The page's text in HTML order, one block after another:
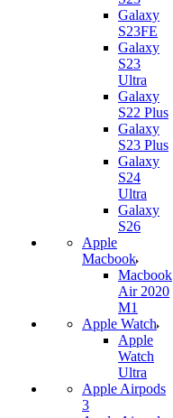
Galaxy
S23FE
Galaxy
S23
Ultra
Galaxy
S22 Plus
Galaxy
S23 Plus
Galaxy
S24
Ultra
Galaxy
S26
Apple
Macbook
Macbook
Air 2020
M1
Apple Watch
Apple
Watch
Ultra
Apple Airpods
3